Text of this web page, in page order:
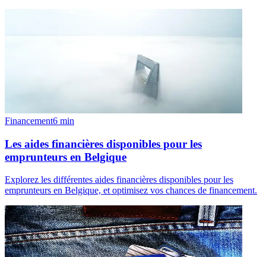
Financement6 min
Les aides financières disponibles pour les
emprunteurs en Belgique
Explorez les différentes aides financières disponibles pour les
emprunteurs en Belgique, et optimisez vos chances de financement.